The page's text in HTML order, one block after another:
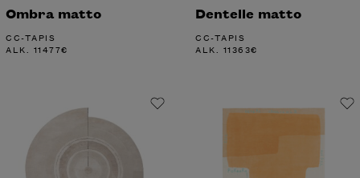
Ombra matto
CC-TAPIS
ALK. 11477€
Dentelle matto
CC-TAPIS
ALK. 11363€